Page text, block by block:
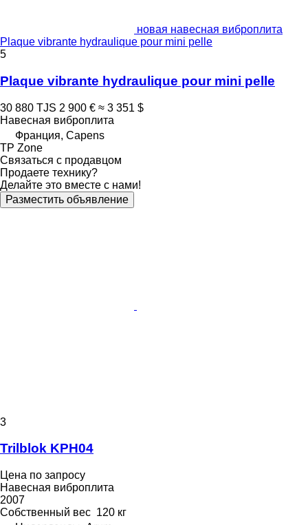
новая навесная виброплита
Plaque vibrante hydraulique pour mini pelle
5
Plaque vibrante hydraulique pour mini pelle
30 880 TJS 2 900 € ≈ 3 351 $
Навесная виброплита
Франция, Capens
TP Zone
Связаться с продавцом
Продаете технику?
Делайте это вместе с нами!
Разместить объявление
3
Trilblok KPH04
Цена по запросу
Навесная виброплита
2007
Собственный вес 120 кг